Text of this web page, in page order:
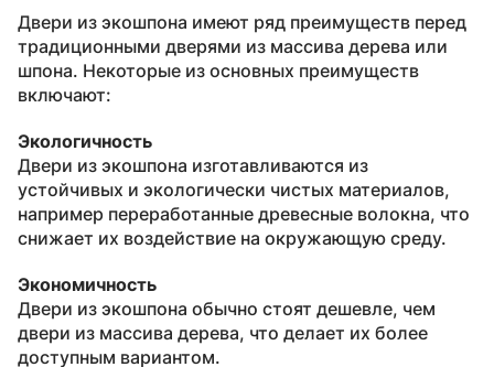
Двери из экошпона имеют ряд преимуществ перед
традиционными дверями из массива дерева или
шпона. Некоторые из основных преимуществ
включают:
Экологичность
Двери из экошпона изготавливаются из
устойчивых и экологически чистых материалов,
например переработанные древесные волокна, что
снижает их воздействие на окружающую среду.
Экономичность
Двери из экошпона обычно стоят дешевле, чем
двери из массива дерева, что делает их более
доступным вариантом.